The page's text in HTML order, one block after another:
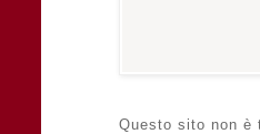
Questo sito non è